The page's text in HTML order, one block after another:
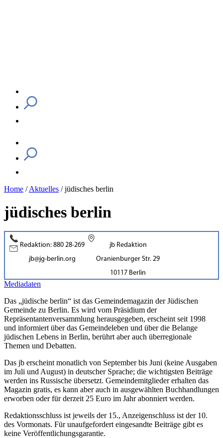
Home /Aktuelles /jüdisches berlin
jüdisches berlin
Redaktion: 880 28-269
jb@jg-berlin.org
jb Redaktion
Oranienburger Str. 29
10117 Berlin
Mediadaten
Das „jüdische berlin“ ist das Gemeindemagazin der Jüdischen
Gemeinde zu Berlin. Es wird vom Präsidium der
Repräsentantenversammlung herausgegeben, erscheint seit 1998
und informiert über das Gemeindeleben und über die Belange
jüdischen Lebens in Berlin, berührt aber auch überregionale
Themen und Debatten.
Das jb erscheint monatlich von September bis Juni (keine Ausgaben
im Juli und August) in deutscher Sprache; die wichtigsten Beiträge
werden ins Russische übersetzt. Gemeindemitglieder erhalten das
Magazin gratis, es kann aber auch in ausgewählten Buchhandlungen
erworben oder für derzeit 25 Euro im Jahr abonniert werden.
Redaktionsschluss ist jeweils der 15., Anzeigenschluss ist der 10.
des Vormonats. Für unaufgefordert eingesandte Beiträge gibt es
keine Veröffentlichungsgarantie.